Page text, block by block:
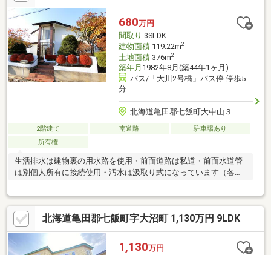
680万円
間取り 3SLDK
建物面積119.22m2
土地面積376m2
築年月 1982年8月(築44年1ヶ月)
バス/「大川2号橋」バス停 停歩5
分
北海道亀田郡七飯町大中山３
2階建て 南道路
駐車場あり
所有権
生活排水は建物裏の用水路を使用・前面道路は私道・前面水道管
は別個人所有に接続使用・汚水は汲取り式になっています（各諸
好、南側道路面す、閑静な住宅地、浴室１坪以上、２階建、前面
棟無、ウォークインクローゼット、納戸
北海道亀田郡七飯町字大沼町 1,130万円 9LDK
1,130万円